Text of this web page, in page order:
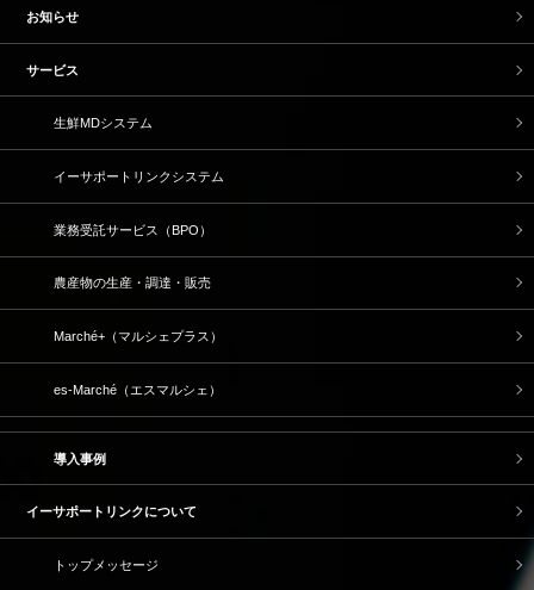
お知らせ
サービス
生鮮MDシステム
イーサポートリンクシステム
業務受託サービス（BPO）
農産物の生産・調達・販売
Marché+（マルシェプラス）
es-Marché（エスマルシェ）
導入事例
イーサポートリンクについて
トップメッセージ